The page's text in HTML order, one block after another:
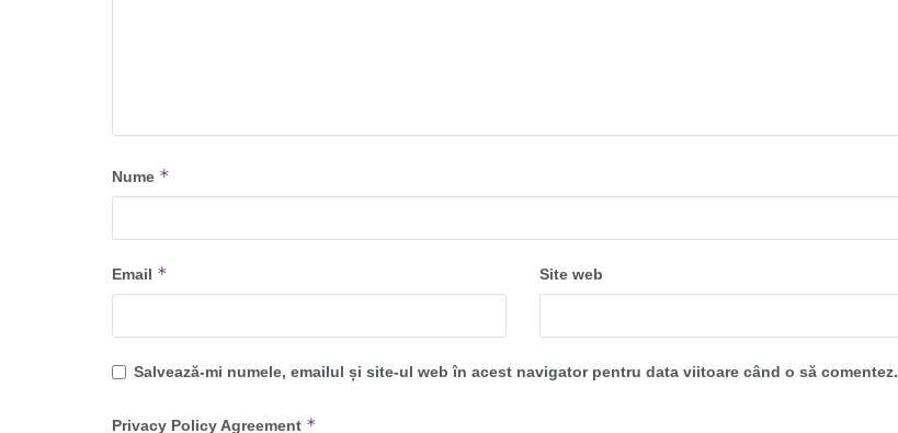
Nume *
Email * Site web
Salvează-mi numele, emailul și site-ul web în acest navigator pentru data viitoare când o să comentez.
Privacy Policy Agreement *